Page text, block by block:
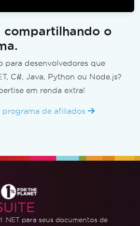
compartilhando o
para desenvolvedores que
C#, Java, Python ou Node.js?
em renda extra!
de afiliados
.NET para seus documentos de